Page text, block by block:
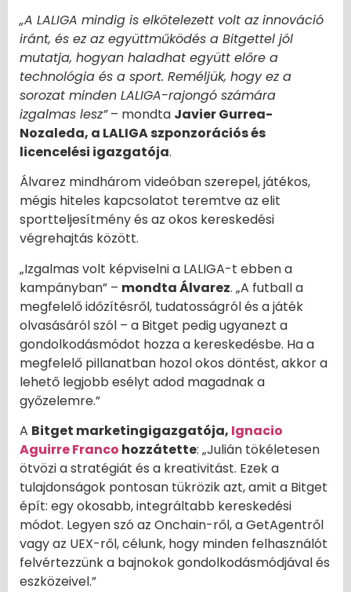
„A LALIGA mindig is elkötelezett volt az innováció
iránt, és ez az együttműködés a Bitgettel jól
mutatja, hogyan haladhat együtt előre a
technológia és a sport. Reméljük, hogy ez a
sorozat minden LALIGA-rajongó számára
izgalmas lesz”– mondta Javier Gurrea-
Nozaleda, a LALIGA szponzorációs és
licencelési igazgatója.
Álvarez mindhárom videóban szerepel, játékos,
mégis hiteles kapcsolatot teremtve az elit
sportteljesítmény és az okos kereskedési
végrehajtás között.
„Izgalmas volt képviselni a LALIGA-t ebben a
kampányban” – mondta Álvarez. „A futball a
megfelelő időzítésről, tudatosságról és a játék
olvasásáról szól – a Bitget pedig ugyanezt a
gondolkodásmódot hozza a kereskedésbe. Ha a
megfelelő pillanatban hozol okos döntést, akkor a
lehető legjobb esélyt adod magadnak a
győzelemre.”
A Bitget marketingigazgatója, Ignacio
Aguirre Franco hozzátette: „Julián tökéletesen
ötvözi a stratégiát és a kreativitást. Ezek a
tulajdonságok pontosan tükrözik azt, amit a Bitget
épít: egy okosabb, integráltabb kereskedési
módot. Legyen szó az Onchain-ről, a GetAgentről
vagy az UEX-ről, célunk, hogy minden felhasználót
felvértezzünk a bajnokok gondolkodásmódjával és
eszközeivel.”